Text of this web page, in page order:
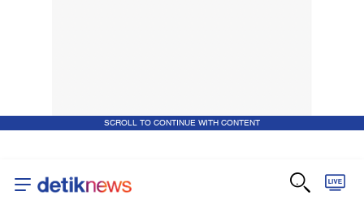
SCROLL TO CONTINUE WITH CONTENT